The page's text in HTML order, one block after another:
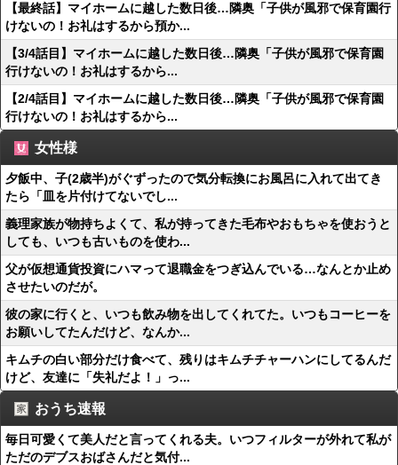
【最終話】マイホームに越した数日後…隣奥「子供が風邪で保育園行
けないの！お礼はするから預か...
【3/4話目】マイホームに越した数日後…隣奥「子供が風邪で保育園
行けないの！お礼はするから...
【2/4話目】マイホームに越した数日後…隣奥「子供が風邪で保育園
行けないの！お礼はするから...
女性様
夕飯中、子(2歳半)がぐずったので気分転換にお風呂に入れて出てき
たら「皿を片付けてないでし...
義理家族が物持ちよくて、私が持ってきた毛布やおもちゃを使おうと
しても、いつも古いものを使わ...
父が仮想通貨投資にハマって退職金をつぎ込んでいる…なんとか止め
させたいのだが。
彼の家に行くと、いつも飲み物を出してくれてた。いつもコーヒーを
お願いしてたんだけど、なんか...
キムチの白い部分だけ食べて、残りはキムチチャーハンにしてるんだ
けど、友達に「失礼だよ！」っ...
おうち速報
毎日可愛くて美人だと言ってくれる夫。いつフィルターが外れて私が
ただのデブスおばさんだと気付...